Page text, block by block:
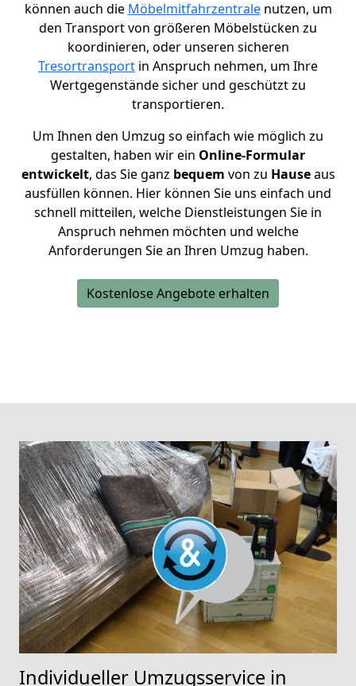
können auch die Möbelmitfahrzentralenutzen, um
den Transport von größeren Möbelstücken zu
koordinieren, oder unseren sicheren
Tresortransport in Anspruch nehmen, um Ihre
Wertgegenstände sicher und geschützt zu
transportieren.
Um Ihnen den Umzug so einfach wie möglich zu
gestalten, haben wir ein Online-Formular
entwickelt, das Sie ganz bequem von zu Hauseaus
ausfüllen können. Hier können Sie uns einfach und
schnell mitteilen, welche Dienstleistungen Sie in
Anspruch nehmen möchten und welche
Anforderungen Sie an Ihren Umzug haben.
Kostenlose Angebote erhalten
Individueller Umzugsservice in